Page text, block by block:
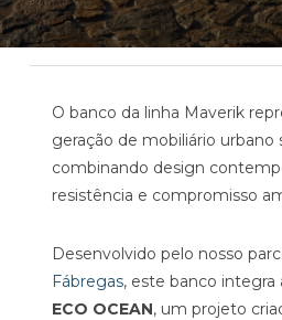
O banco da linha Maverik
geração de mobiliário urbano
combinando design
resistência e compromisso
Desenvolvido pelo nosso
Fábregas, este banco integra
ECO OCEAN, um projeto